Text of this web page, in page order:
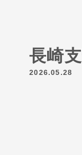
長崎
2026.05.28